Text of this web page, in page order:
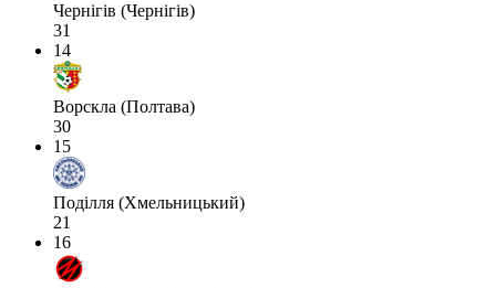
Чернігів (Чернігів)
31
14
Ворскла (Полтава)
30
15
Поділля (Хмельницький)
21
16